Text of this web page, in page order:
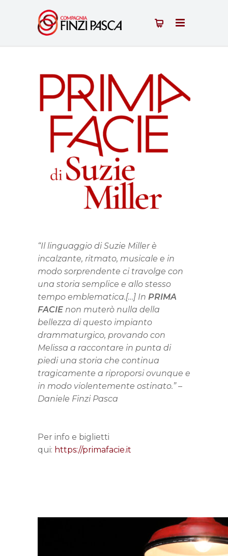
“Il linguaggio di Suzie Miller è
incalzante, ritmato, musicale e in
modo sorprendente ci travolge con
una storia semplice e allo stesso
tempo emblematica.[…] In PRIMA
FACIE non muterò nulla della
bellezza di questo impianto
drammaturgico, provando con
Melissa a raccontare in punta di
piedi una storia che continua
tragicamente a riproporsi ovunque e
in modo violentemente ostinato.” –
Daniele Finzi Pasca
Per info e biglietti
qui: https://primafacie.it